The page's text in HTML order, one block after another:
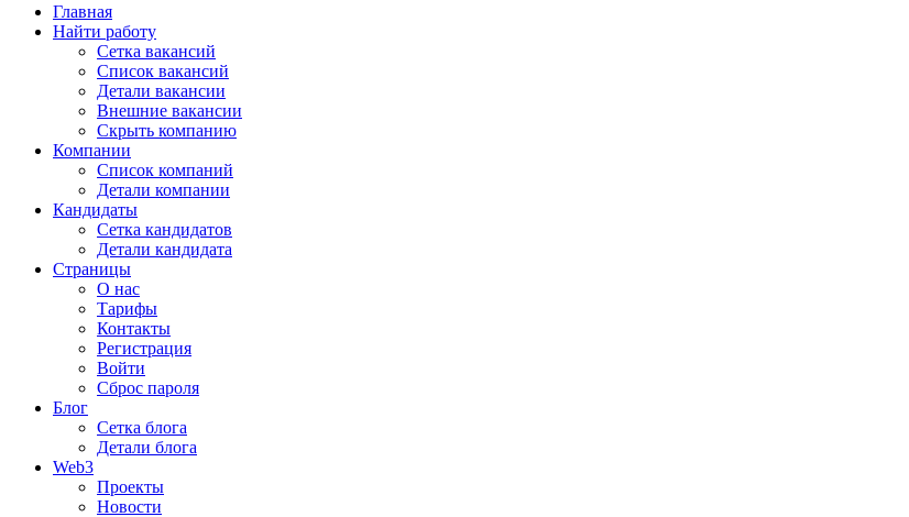
Главная
Найти работу
Сетка вакансий
Список вакансий
Детали вакансии
Внешние вакансии
Скрыть компанию
Компании
Список компаний
Детали компании
Кандидаты
Сетка кандидатов
Детали кандидата
Страницы
О нас
Тарифы
Контакты
Регистрация
Войти
Сброс пароля
Блог
Сетка блога
Детали блога
Web3
Проекты
Новости